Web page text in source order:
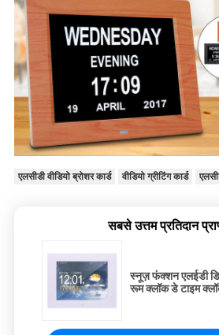
एलसीडी वीडियो ब्रोशर कार्ड वीडियो ग्रीटिंग कार्ड
सबसे उत्तम प्रतिदान
स्नूज़ फंक्शन एलईडी
रूम क्लॉक डे टाइम